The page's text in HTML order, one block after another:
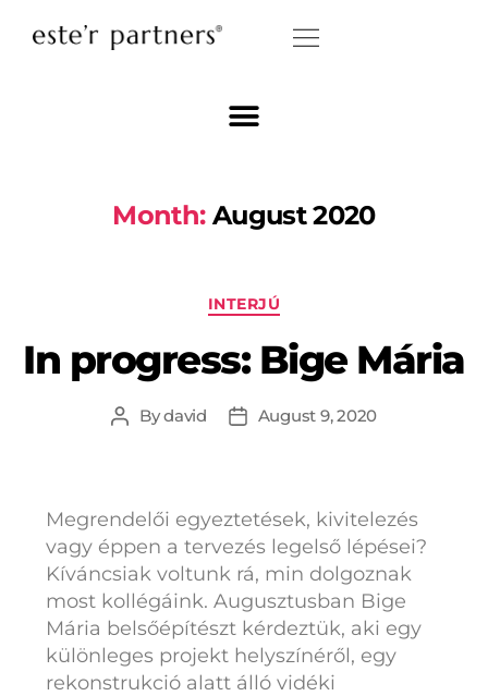
Month: August 2020
INTERJÚ
In progress: Bige Mária
Bydavid August 9, 2020
Megrendelői egyeztetések, kivitelezés
vagy éppen a tervezés legelső lépései?
Kíváncsiak voltunk rá, min dolgoznak
most kollégáink. Augusztusban Bige
Mária belsőépítészt kérdeztük, aki egy
különleges projekt helyszínéről, egy
rekonstrukció alatt álló vidéki